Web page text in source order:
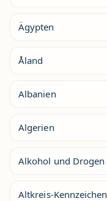
Ägypten
Åland
Albanien
Algerien
Alkohol und Drogen
Altkreis-Kennzeichen